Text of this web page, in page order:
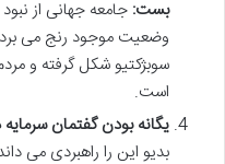
بست: جامعه جهانی از
وضعیت موجود رنج می
سوبژکتیو شکل گرفته و
است.
یگانه بودن گفتمان